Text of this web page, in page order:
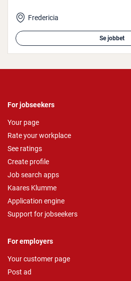
Fredericia
Se jobbet
For jobseekers
Your page
Rate your workplace
See ratings
Create profile
Job search apps
Kaares Klumme
Application engine
Support for jobseekers
For employers
Your customer page
Post ad